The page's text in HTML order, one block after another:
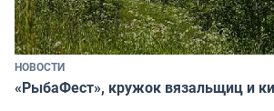
НОВОСТИ
«РыбаФест», кружок вязальщиц и